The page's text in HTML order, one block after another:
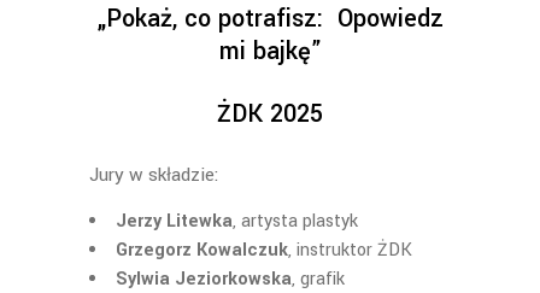
„Pokaż, co potrafisz: Opowiedz
mi bajkę”
ŻDK 2025
Jury w składzie:
Jerzy Litewka, artysta plastyk
Grzegorz Kowalczuk, instruktor ŻDK
Sylwia Jeziorkowska, grafik